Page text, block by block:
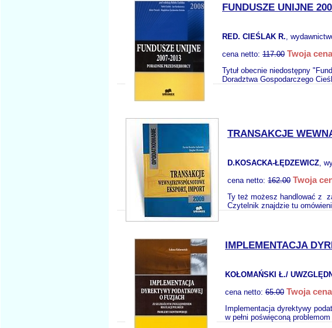
FUNDUSZE UNIJNE
RED. CIEŚLAK R.,
cena netto: 117.00 Twoja
Tytuł obecnie niedostępny
Doradztwa Gospodarczego
TRANSAKCJE
D.KOSACKA-ŁĘDZEWICZ,
cena netto: 162.00 Twoja
Ty też możesz handlować z
Czytelnik znajdzie tu
IMPLEMENTACJA
KOŁOMAŃSKI Ł./
cena netto: 65.00 Twoja
Implementacja dyrektywy
w pełni poświęconą